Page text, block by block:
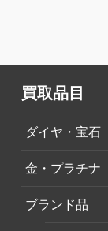
買取品目
ダイヤ・宝石
金・プラチナ
ブランド品